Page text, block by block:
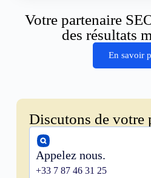
Votre partenaire
des résultats
En savoir
Discutons de votre
Appelez nous.
+33 7 87 46 31 25